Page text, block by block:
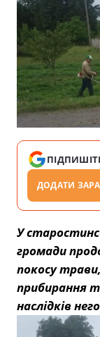
ДОДАТИ
У
громади
покосу
прибирання
наслідків